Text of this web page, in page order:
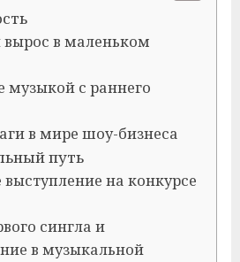
вырос в маленьком
музыкой с раннего
в мире шоу-бизнеса
путь
на конкурсе
сингла и
в музыкальной